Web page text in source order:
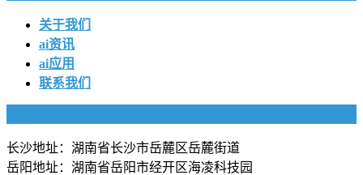
关于我们
ai资讯
ai应用
联系我们
长沙地址：湖南省长沙市岳麓区岳麓街道
岳阳地址：湖南省岳阳市经开区海凌科技园